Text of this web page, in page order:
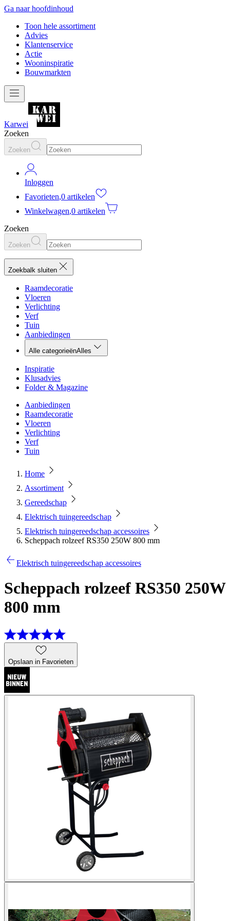
Ga naar hoofdinhoud
Toon hele assortiment
Advies
Klantenservice
Actie
Wooninspiratie
Bouwmarkten
Karwei
Zoeken
Zoeken
Inloggen
Favorieten,0 artikelen
Winkelwagen,0 artikelen
Zoeken
Zoeken
Zoekbalk sluiten
Raamdecoratie
Vloeren
Verlichting
Verf
Tuin
Aanbiedingen
Alle categorieënAlles
Inspiratie
Klusadvies
Folder & Magazine
Aanbiedingen
Raamdecoratie
Vloeren
Verlichting
Verf
Tuin
Home
Assortiment
Gereedschap
Elektrisch tuingereedschap
Elektrisch tuingereedschap accessoires
Scheppach rolzeef RS350 250W 800 mm
Elektrisch tuingereedschap accessoires
Scheppach rolzeef RS350 250W
800 mm
Opslaan in Favorieten